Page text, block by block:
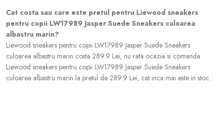
Cat costa sau care este pretul pentru Liewood sneakers
pentru copii LW17989 Jasper Suede Sneakers culoarea
albastru marin?
Liewood sneakers pentru copii LW17989 Jasper Suede Sneakers
culoarea albastru marin costa 289.9 Lei, nu rata ocazia si comanda
Liewood sneakers pentru copii LW17989 Jasper Suede Sneakers
culoarea albastru marin la pretul de 289.9 Lei, cat inca mai este in stoc.